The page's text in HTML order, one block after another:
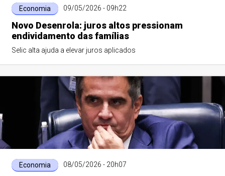
Economia 09/05/2026 - 09h22
Novo Desenrola: juros altos pressionam
endividamento das famílias
Selic alta ajuda a elevar juros aplicados
Economia 08/05/2026 - 20h07